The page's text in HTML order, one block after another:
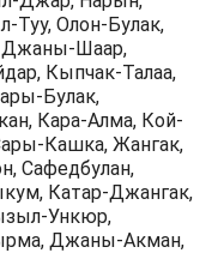
Олон-Булак,
Джаны-Шаар,
Кыпчак-Талаа,
Булак,
Кара-Алма, Кой-
Кашка, Жангак,
Сафедбулан,
Катар-Джангак,
Ункюр,
Джаны-Акман,